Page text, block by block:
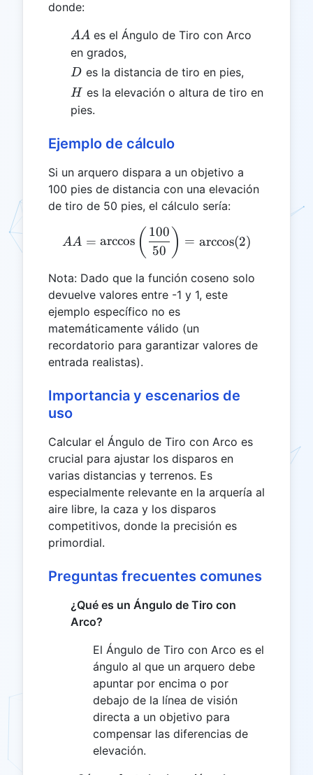
donde:
AA
AA es el Ángulo de Tiro con Arco
en grados,
D
D es la distancia de tiro en pies,
H
H es la elevación o altura de tiro en
pies.
Ejemplo de cálculo
Si un arquero dispara a un objetivo a
100 pies de distancia con una elevación
de tiro de 50 pies, el cálculo sería:
AA =
AA = arccos ( 50
100 ) = arccos(2)
Nota: Dado que la función coseno solo
devuelve valores entre -1 y 1, este
ejemplo específico no es
matemáticamente válido (un
recordatorio para garantizar valores de
entrada realistas).
Importancia y escenarios de
uso
Calcular el Ángulo de Tiro con Arco es
crucial para ajustar los disparos en
varias distancias y terrenos. Es
especialmente relevante en la arquería al
aire libre, la caza y los disparos
competitivos, donde la precisión es
primordial.
Preguntas frecuentes comunes
¿Qué es un Ángulo de Tiro con
Arco?
El Ángulo de Tiro con Arco es el
ángulo al que un arquero debe
apuntar por encima o por
debajo de la línea de visión
directa a un objetivo para
compensar las diferencias de
elevación.